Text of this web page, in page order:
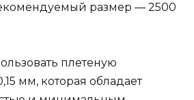
размер — 2500
плетеную
мм, которая обладает